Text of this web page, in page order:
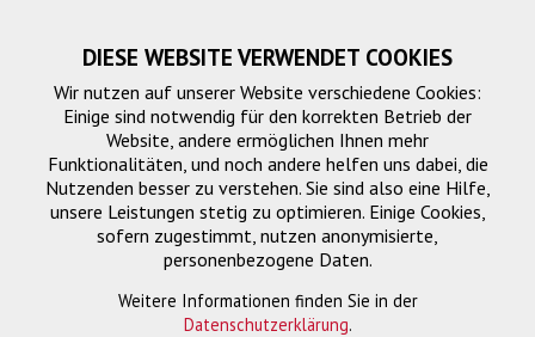
Anschlussdose
DIESE WEBSITE VERWENDET COOKIES
Wir nutzen auf unserer Website verschiedene Cookies:
Einige sind notwendig für den korrekten Betrieb der
Website, andere ermöglichen Ihnen mehr
Funktionalitäten, und noch andere helfen uns dabei, die
Nutzenden besser zu verstehen. Sie sind also eine Hilfe,
unsere Leistungen stetig zu optimieren. Einige Cookies,
sofern zugestimmt, nutzen anonymisierte,
personenbezogene Daten.
Weitere Informationen finden Sie in der
Datenschutzerklärung.